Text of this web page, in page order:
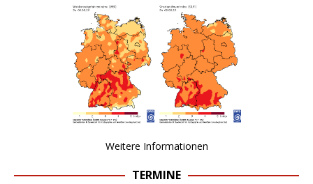
Weitere Informationen
TERMINE